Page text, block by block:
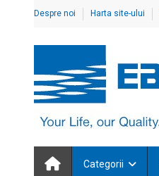
Despre noi Harta site-ului
Categorii